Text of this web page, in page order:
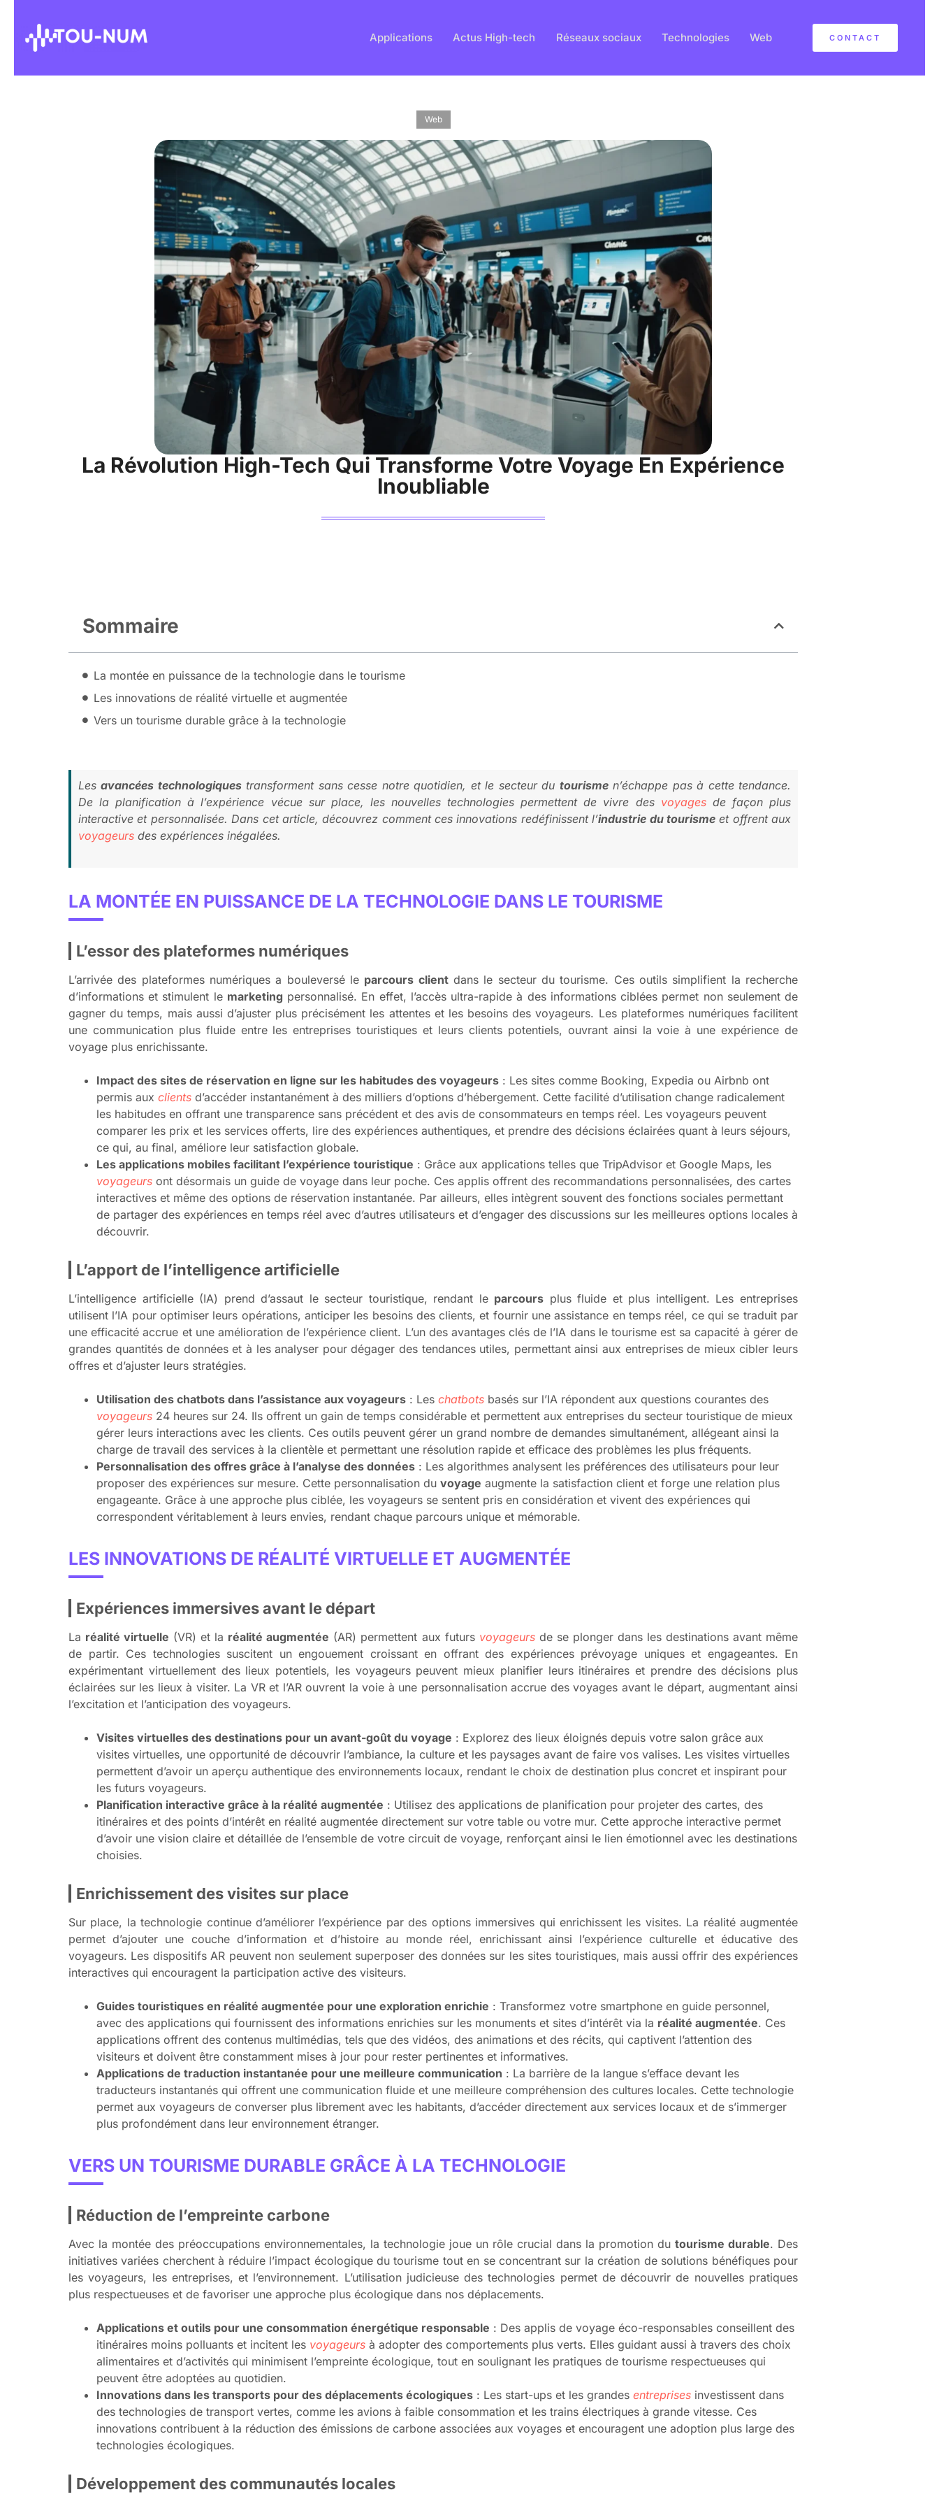
Applications Actus High-tech Réseaux sociaux Technologies Web CONTACT
Web
La Révolution High-Tech Qui Transforme Votre Voyage En Expérience
Inoubliable
Sommaire
La montée en puissance de la technologie dans le tourisme
Les innovations de réalité virtuelle et augmentée
Vers un tourisme durable grâce à la technologie
Lesavancées technologiquestransforment sans cesse notre quotidien, et le secteur du tourismen’échappe pas à cette tendance.
De la planification à l’expérience vécue sur place, les nouvelles technologies permettent de vivre des voyagesde façon plus
interactive et personnalisée. Dans cet article, découvrez comment ces innovations redéfinissent l’industrie du tourismeet offrent aux
voyageurs des expériences inégalées.
LA MONTÉE EN PUISSANCE DE LA TECHNOLOGIE DANS LE TOURISME
L’essor des plateformes numériques
L’arrivée des plateformes numériques a bouleversé le parcours clientdans le secteur du tourisme. Ces outils simplifient la recherche
d’informations et stimulent le marketing personnalisé. En effet, l’accès ultra-rapide à des informations ciblées permet non seulement de
gagner du temps, mais aussi d’ajuster plus précisément les attentes et les besoins des voyageurs. Les plateformes numériques facilitent
une communication plus fluide entre les entreprises touristiques et leurs clients potentiels, ouvrant ainsi la voie à une expérience de
voyage plus enrichissante.
Impact des sites de réservation en ligne sur les habitudes des voyageurs : Les sites comme Booking, Expedia ou Airbnb ont
permis aux clients d’accéder instantanément à des milliers d’options d’hébergement. Cette facilité d’utilisation change radicalement
les habitudes en offrant une transparence sans précédent et des avis de consommateurs en temps réel. Les voyageurs peuvent
comparer les prix et les services offerts, lire des expériences authentiques, et prendre des décisions éclairées quant à leurs séjours,
ce qui, au final, améliore leur satisfaction globale.
Les applications mobiles facilitant l’expérience touristique : Grâce aux applications telles que TripAdvisor et Google Maps, les
voyageurs ont désormais un guide de voyage dans leur poche. Ces applis offrent des recommandations personnalisées, des cartes
interactives et même des options de réservation instantanée. Par ailleurs, elles intègrent souvent des fonctions sociales permettant
de partager des expériences en temps réel avec d’autres utilisateurs et d’engager des discussions sur les meilleures options locales à
découvrir.
L’apport de l’intelligence artificielle
L’intelligence artificielle (IA) prend d’assaut le secteur touristique, rendant le parcours plus fluide et plus intelligent. Les entreprises
utilisent l’IA pour optimiser leurs opérations, anticiper les besoins des clients, et fournir une assistance en temps réel, ce qui se traduit par
une efficacité accrue et une amélioration de l’expérience client. L’un des avantages clés de l’IA dans le tourisme est sa capacité à gérer de
grandes quantités de données et à les analyser pour dégager des tendances utiles, permettant ainsi aux entreprises de mieux cibler leurs
offres et d’ajuster leurs stratégies.
Utilisation des chatbots dans l’assistance aux voyageurs : Les chatbots basés sur l’IA répondent aux questions courantes des
voyageurs 24 heures sur 24. Ils offrent un gain de temps considérable et permettent aux entreprises du secteur touristique de mieux
gérer leurs interactions avec les clients. Ces outils peuvent gérer un grand nombre de demandes simultanément, allégeant ainsi la
charge de travail des services à la clientèle et permettant une résolution rapide et efficace des problèmes les plus fréquents.
Personnalisation des offres grâce à l’analyse des données : Les algorithmes analysent les préférences des utilisateurs pour leur
proposer des expériences sur mesure. Cette personnalisation du voyage augmente la satisfaction client et forge une relation plus
engageante. Grâce à une approche plus ciblée, les voyageurs se sentent pris en considération et vivent des expériences qui
correspondent véritablement à leurs envies, rendant chaque parcours unique et mémorable.
LES INNOVATIONS DE RÉALITÉ VIRTUELLE ET AUGMENTÉE
Expériences immersives avant le départ
La réalité virtuelle (VR) et la réalité augmentée (AR) permettent aux futurs voyageursde se plonger dans les destinations avant même
de partir. Ces technologies suscitent un engouement croissant en offrant des expériences prévoyage uniques et engageantes. En
expérimentant virtuellement des lieux potentiels, les voyageurs peuvent mieux planifier leurs itinéraires et prendre des décisions plus
éclairées sur les lieux à visiter. La VR et l’AR ouvrent la voie à une personnalisation accrue des voyages avant le départ, augmentant ainsi
l’excitation et l’anticipation des voyageurs.
Visites virtuelles des destinations pour un avant-goût du voyage : Explorez des lieux éloignés depuis votre salon grâce aux
visites virtuelles, une opportunité de découvrir l’ambiance, la culture et les paysages avant de faire vos valises. Les visites virtuelles
permettent d’avoir un aperçu authentique des environnements locaux, rendant le choix de destination plus concret et inspirant pour
les futurs voyageurs.
Planification interactive grâce à la réalité augmentée : Utilisez des applications de planification pour projeter des cartes, des
itinéraires et des points d’intérêt en réalité augmentée directement sur votre table ou votre mur. Cette approche interactive permet
d’avoir une vision claire et détaillée de l’ensemble de votre circuit de voyage, renforçant ainsi le lien émotionnel avec les destinations
choisies.
Enrichissement des visites sur place
Sur place, la technologie continue d’améliorer l’expérience par des options immersives qui enrichissent les visites. La réalité augmentée
permet d’ajouter une couche d’information et d’histoire au monde réel, enrichissant ainsi l’expérience culturelle et éducative des
voyageurs. Les dispositifs AR peuvent non seulement superposer des données sur les sites touristiques, mais aussi offrir des expériences
interactives qui encouragent la participation active des visiteurs.
Guides touristiques en réalité augmentée pour une exploration enrichie : Transformez votre smartphone en guide personnel,
avec des applications qui fournissent des informations enrichies sur les monuments et sites d’intérêt via la réalité augmentée. Ces
applications offrent des contenus multimédias, tels que des vidéos, des animations et des récits, qui captivent l’attention des
visiteurs et doivent être constamment mises à jour pour rester pertinentes et informatives.
Applications de traduction instantanée pour une meilleure communication : La barrière de la langue s’efface devant les
traducteurs instantanés qui offrent une communication fluide et une meilleure compréhension des cultures locales. Cette technologie
permet aux voyageurs de converser plus librement avec les habitants, d’accéder directement aux services locaux et de s’immerger
plus profondément dans leur environnement étranger.
VERS UN TOURISME DURABLE GRÂCE À LA TECHNOLOGIE
Réduction de l’empreinte carbone
Avec la montée des préoccupations environnementales, la technologie joue un rôle crucial dans la promotion du tourisme durable. Des
initiatives variées cherchent à réduire l’impact écologique du tourisme tout en se concentrant sur la création de solutions bénéfiques pour
les voyageurs, les entreprises, et l’environnement. L’utilisation judicieuse des technologies permet de découvrir de nouvelles pratiques
plus respectueuses et de favoriser une approche plus écologique dans nos déplacements.
Applications et outils pour une consommation énergétique responsable : Des applis de voyage éco-responsables conseillent des
itinéraires moins polluants et incitent les voyageurs à adopter des comportements plus verts. Elles guidant aussi à travers des choix
alimentaires et d’activités qui minimisent l’empreinte écologique, tout en soulignant les pratiques de tourisme respectueuses qui
peuvent être adoptées au quotidien.
Innovations dans les transports pour des déplacements écologiques : Les start-ups et les grandes entreprises investissent dans
des technologies de transport vertes, comme les avions à faible consommation et les trains électriques à grande vitesse. Ces
innovations contribuent à la réduction des émissions de carbone associées aux voyages et encouragent une adoption plus large des
technologies écologiques.
Développement des communautés locales